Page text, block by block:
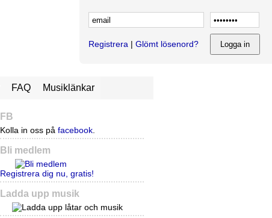
Registrera | Glömt lösenord?
FAQ Musiklänkar
FB
Kolla in oss på facebook.
Bli medlem
Registrera dig nu, gratis!
Ladda upp musik